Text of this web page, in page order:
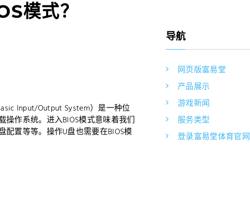
模式？
Input/Output System）是一种位
作系统。进入BIOS模式意味着我们
置等等。操作U盘也需要在BIOS模
导航
网页版富易堂
产品展示
游戏新闻
服务类型
登录富易堂体育官网